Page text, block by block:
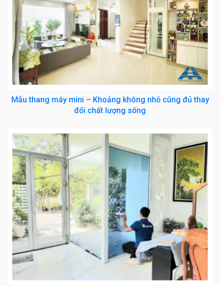
Mẫu thang máy mini – Khoảng không nhỏ cũng đủ thay
đổi chất lượng sống